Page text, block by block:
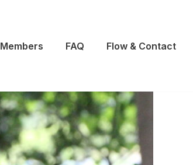
Members FAQ Flow & Contact